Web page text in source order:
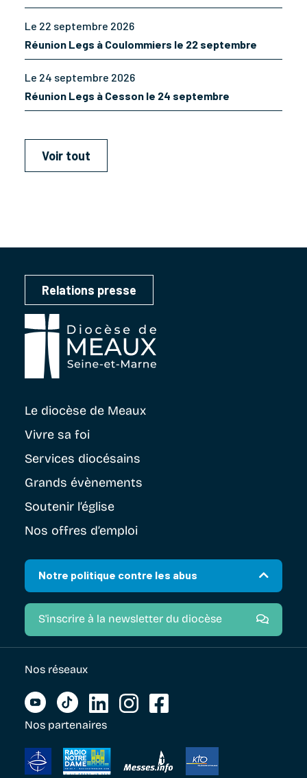
Le 22 septembre 2026
Réunion Legs à Coulommiers le 22 septembre
Le 24 septembre 2026
Réunion Legs à Cesson le 24 septembre
Voir tout
Relations presse
Le diocèse de Meaux
Vivre sa foi
Services diocésains
Grands évènements
Soutenir l’église
Nos offres d’emploi
Notre politique contre les abus
S'inscrire à la newsletter du diocèse
Nos réseaux
Nos partenaires